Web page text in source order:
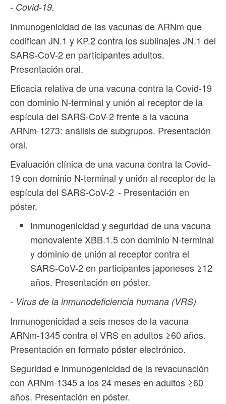
- Covid-19.
Inmunogenicidad de las vacunas de ARNm que
codifican JN.1 y KP.2 contra los sublinajes JN.1 del
SARS-CoV-2 en participantes adultos.
Presentación oral.
Eficacia relativa de una vacuna contra la Covid-19
con dominio N-terminal y unión al receptor de la
espícula del SARS-CoV-2 frente a la vacuna
ARNm-1273: análisis de subgrupos. Presentación
oral.
Evaluación clínica de una vacuna contra la Covid-
19 con dominio N-terminal y unión al receptor de la
espícula del SARS-CoV-2 - Presentación en
póster.
Inmunogenicidad y seguridad de una vacuna
monovalente XBB.1.5 con dominio N-terminal
y dominio de unión al receptor contra el
SARS-CoV-2 en participantes japoneses ≥12
años. Presentación en póster.
- Virus de la inmunodeficiencia humana (VRS)
Inmunogenicidad a seis meses de la vacuna
ARNm-1345 contra el VRS en adultos ≥60 años.
Presentación en formato póster electrónico.
Seguridad e inmunogenicidad de la revacunación
con ARNm-1345 a los 24 meses en adultos ≥60
años. Presentación en póster.